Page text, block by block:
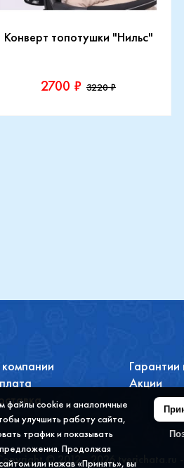
Конверт топотушки "Нильс"
2700 ₽ 3220 ₽
Производитель::
Гарантии
Акции
© 2012 - 2026 tverichata.ru
файлы cookie и аналогичные
улучшить работу сайта,
трафик и показывать
Продолжая
или нажав «Принять», вы